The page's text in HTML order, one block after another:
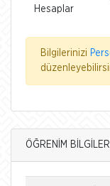
Hesaplar
Bilgilerinizi
ÖĞRENİM BİLGİLERİ